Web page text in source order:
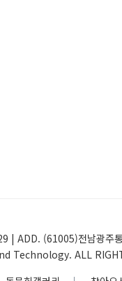
ADD. (61005)전남광주
Technology. ALL